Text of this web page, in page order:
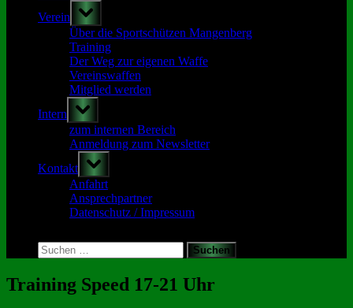
Verein
Toggle
sub-
menu
Über die Sportschützen Mangenberg
Training
Der Weg zur eigenen Waffe
Vereinswaffen
Mitglied werden
Intern
Toggle
sub-
menu
zum internen Bereich
Anmeldung zum Newsletter
Kontakt
Toggle
sub-
menu
Anfahrt
Ansprechpartner
Datenschutz / Impressum
search
form
Suchen
nach:
Training Speed 17-21 Uhr